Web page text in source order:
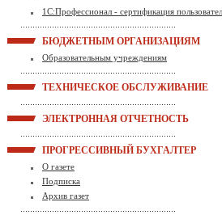
1С:Профессионал - сертификация
БЮДЖЕТНЫМ ОРГАНИЗАЦИЯМ
Образовательным учреждениям
ТЕХНИЧЕСКОЕ ОБСЛУЖИВАНИЕ
ЭЛЕКТРОННАЯ ОТЧЕТНОСТЬ
ПРОГРЕССИВНЫЙ БУХГАЛТЕР
О газете
Подписка
Архив газет